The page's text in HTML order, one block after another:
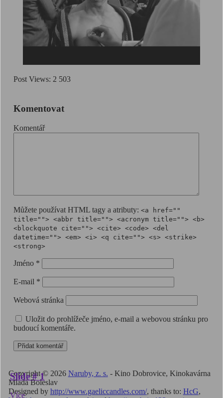
Slide # 1
Více
Post Views: 2 503
Komentovat
Komentář
Můžete používat HTML tagy a atributy: <a href=""
title=""> <abbr title=""> <acronym title=""> <b>
<blockquote cite=""> <cite> <code> <del
datetime=""> <em> <i> <q cite=""> <s> <strike>
<strong>
Jméno *
E-mail *
Webová stránka
Uložit do prohlížeče jméno, e-mail a webovou stránku pro
budoucí komentáře.
Copyright © 2026 Naruby, z. s. - Kino Dobrovice, Kinokavárna
Mladá Boleslav
Designed by http://www.gaeliccandles.com/, thanks to: HcG,